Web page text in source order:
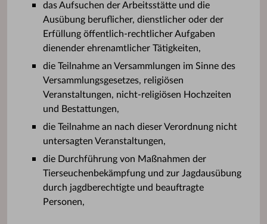
das Aufsuchen der Arbeitsstätte und die
Ausübung beruflicher, dienstlicher oder der
Erfüllung öffentlich-rechtlicher Aufgaben
dienender ehrenamtlicher Tätigkeiten,
die Teilnahme an Versammlungen im Sinne des
Versammlungsgesetzes, religiösen
Veranstaltungen, nicht-religiösen Hochzeiten
und Bestattungen,
die Teilnahme an nach dieser Verordnung nicht
untersagten Veranstaltungen,
die Durchführung von Maßnahmen der
Tierseuchenbekämpfung und zur Jagdausübung
durch jagdberechtigte und beauftragte
Personen,